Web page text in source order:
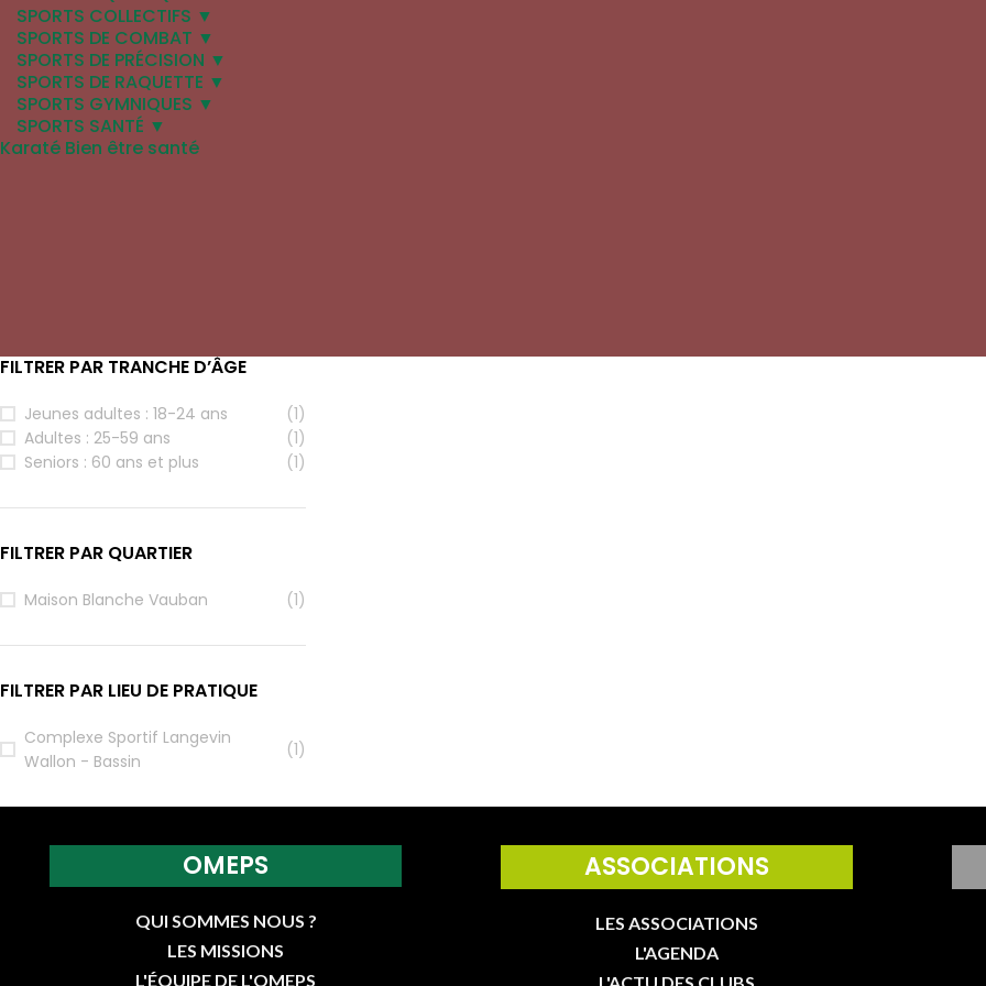
SPORTS COLLECTIFS ▼
SPORTS DE COMBAT ▼
SPORTS DE PRÉCISION ▼
SPORTS DE RAQUETTE ▼
SPORTS GYMNIQUES ▼
SPORTS SANTÉ ▼
Karaté Bien être santé
FILTRER PAR TRANCHE D’ÂGE
Jeunes adultes : 18-24 ans
(1)
Adultes : 25-59 ans
(1)
Seniors : 60 ans et plus
(1)
FILTRER PAR QUARTIER
Maison Blanche Vauban (1)
FILTRER PAR LIEU DE PRATIQUE
Complexe Sportif Langevin
Wallon - Bassin
(1)
OMEPS
QUI SOMMES NOUS ?
LES MISSIONS
L'ÉQUIPE DE L'OMEPS
ASSOCIATIONS
LES ASSOCIATIONS
L'AGENDA